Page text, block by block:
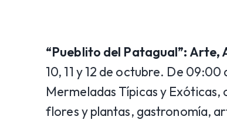
“Pueblito del Patagual”: Arte,
10, 11 y 12 de octubre. De
Mermeladas Típicas y Exóticas,
flores y plantas, gastronomía,